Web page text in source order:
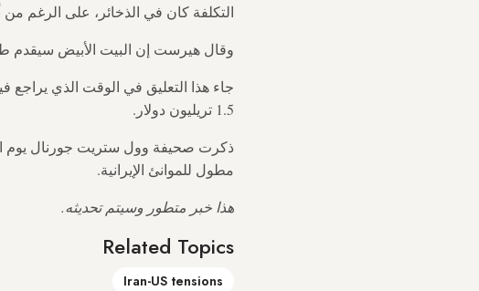
التكلفة كان في الذخائر، على الرغم
وقال هيرست إن البيت الأبيض سيقدم
جاء هذا التعليق في الوقت الذي يراجع
1.5 تريليون دولار.
ذكرت صحيفة وول ستريت جورنال يوم
مطول للموانئ الإيرانية.
هذا خبر متطور وسيتم تحديثه.
Related Topics
Iran-US tensions